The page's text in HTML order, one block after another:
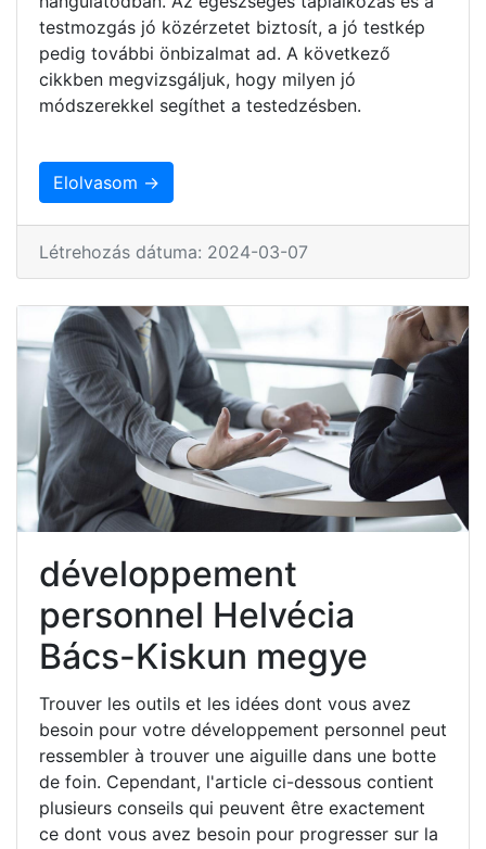
testmozgás jó közérzetet biztosít, a jó testkép
pedig további önbizalmat ad. A következő
cikkben megvizsgáljuk, hogy milyen jó
módszerekkel segíthet a testedzésben.
Elolvasom →
Létrehozás dátuma: 2024-03-07
développement
personnel Helvécia
Bács-Kiskun megye
Trouver les outils et les idées dont vous avez
besoin pour votre développement personnel peut
ressembler à trouver une aiguille dans une botte
de foin. Cependant, l'article ci-dessous contient
plusieurs conseils qui peuvent être exactement
ce dont vous avez besoin pour progresser sur la